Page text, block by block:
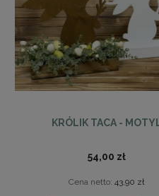
LAMPION 3 SERCA MAŁY
47,00 zł
KRÓLIK TACA -
54,00 zł
Cena netto: 43,90 zł